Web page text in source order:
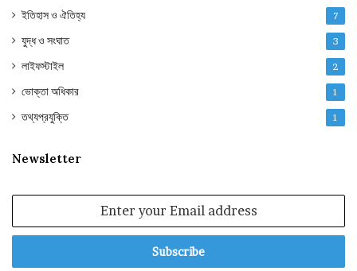
ইতিহাস ও ঐতিহ্য 7
যুদ্ধ ও সংঘাত 3
লাইফস্টাইল 2
ভোক্তা অধিকার 1
তথ্যপ্রযুক্তি 1
Newsletter
Email